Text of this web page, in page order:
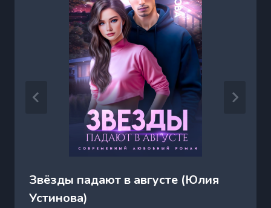
Звёзды падают в августе (Юлия
Устинова)